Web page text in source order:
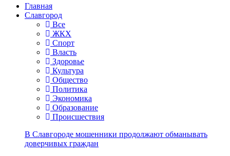
Главная
Славгород
Все
ЖКХ
Спорт
Власть
Здоровье
Культура
Общество
Политика
Экономика
Образование
Происшествия
В Славгороде мошенники продолжают обманывать
доверчивых граждан